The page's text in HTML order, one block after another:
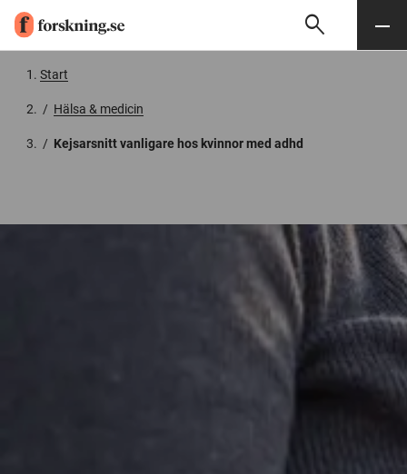
Söksearch Meny
Start
/ Hälsa & medicin
/ Kejsarsnitt vanligare hos kvinnor med adhd